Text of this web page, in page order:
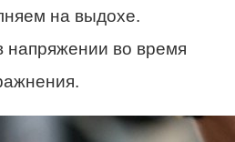
на выдохе.
во время